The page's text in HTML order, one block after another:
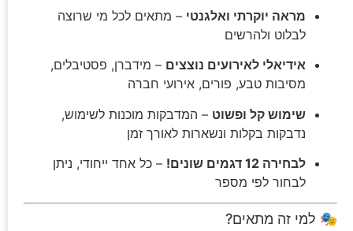
מראה יוקרתי ואלגנטי – מתאים לכל מי שרוצה
לבלוט ולהרשים
אידיאלי לאירועים נוצצים – מידברן, פסטיבלים,
מסיבות טבע, פורים, אירועי חברה
שימוש קל ופשוט – המדבקות מוכנות לשימוש,
נדבקות בקלות ונשארות לאורך זמן
לבחירה 12 דגמים שונים!
– כל אחד ייחודי, ניתן
לבחור לפי מספר
🎭 למי זה מתאים?